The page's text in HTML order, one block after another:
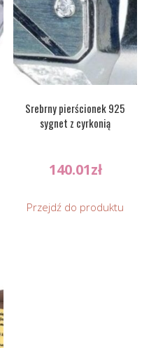
Srebrny pierścionek 925
sygnet z cyrkonią
140.01zł
Przejdź do produktu